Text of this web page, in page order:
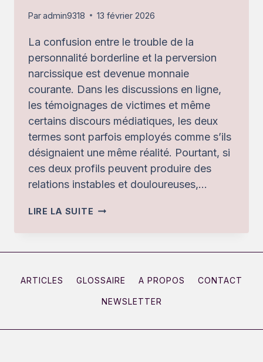
Paradmin9318 13 février 2026
La confusion entre le trouble de la
personnalité borderline et la perversion
narcissique est devenue monnaie
courante. Dans les discussions en ligne,
les témoignages de victimes et même
certains discours médiatiques, les deux
termes sont parfois employés comme s’ils
désignaient une même réalité. Pourtant, si
ces deux profils peuvent produire des
relations instables et douloureuses,…
LIRE LA SUITE BORDERLINE
LES
ARTICLES GLOSSAIRE A PROPOS CONTACT
NEWSLETTER